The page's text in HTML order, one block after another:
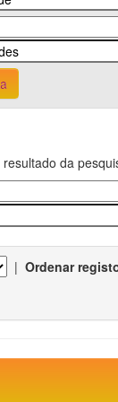
da
| Ordenar